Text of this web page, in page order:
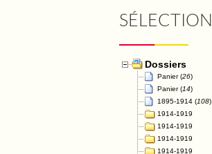
SÉLECTION